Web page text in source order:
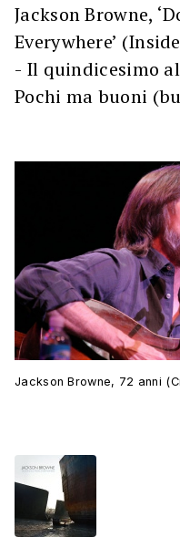
Jackson Browne,
Everywhere’
- Il quindicesimo
Pochi ma buoni
Jackson Browne, 72 anni